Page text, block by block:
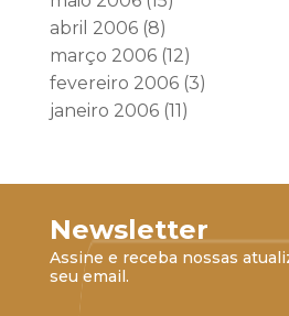
abril 2006(8)
março 2006(12)
fevereiro 2006(3)
janeiro 2006(11)
Newsletter
Assine e receba nossas
seu email.